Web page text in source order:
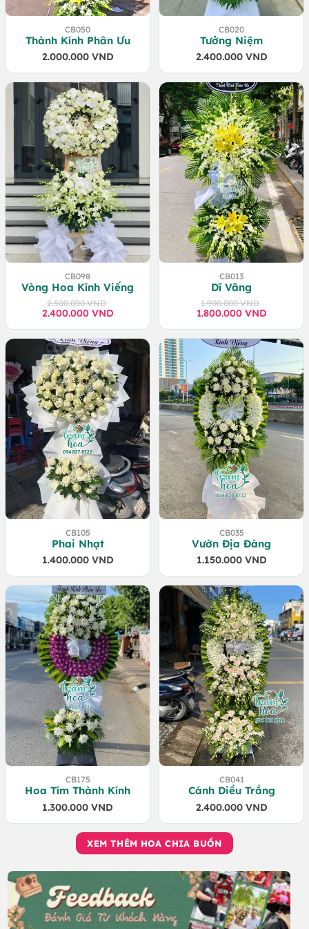
CB050
Thành Kính Phân Ưu
2.000.000 VND
CB020
Tưởng Niệm
2.400.000 VND
CB098
Vòng Hoa Kính Viếng
2.500.000VND
Giá
2.500.000 VND.
2.400.000 VND
Giá
là:
2.400.000 VND.
CB013
Dĩ Vãng
1.900.000VND
Giá
1.900.000 VND.
1.800.000 VND
Giá
là:
1.800.000 VND.
CB105
Phai Nhạt
1.400.000 VND
CB035
Vườn Địa Đàng
1.150.000 VND
CB175
Hoa Tím Thành Kính
1.300.000 VND
CB041
Cánh Diều Trắng
2.400.000 VND
XEM THÊM HOA CHIA BUỒN